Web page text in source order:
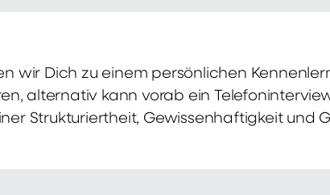
wir Dich zu einem persönlichen
alternativ kann vorab ein
Strukturiertheit, Gewissenhaftigkeit und